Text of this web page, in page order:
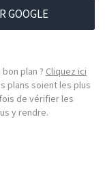
GOOGLE
plan ? Cliquez ici
plans soient les plus
de vérifier les
y rendre.